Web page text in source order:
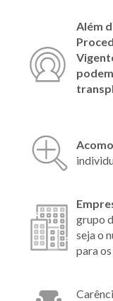
Além
grupo
seja o
para